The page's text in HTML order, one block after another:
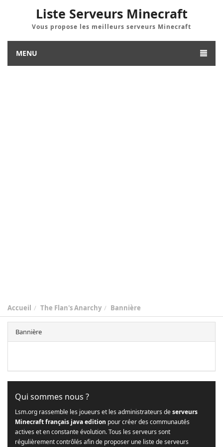
Liste Serveurs Minecraft
Vous propose les meilleurs serveurs Minecraft
MENU
Accueil The Flan's Anarchy Bannière
Bannière
Qui sommes nous ?
Lsm.org rassemble les joueurs et les administrateurs deserveurs
Minecraft français java edition pour créer des communautés
actives et en constante évolution. Tous les serveurs sont
régulièrement contrôlés afin de proposer une liste de serveurs